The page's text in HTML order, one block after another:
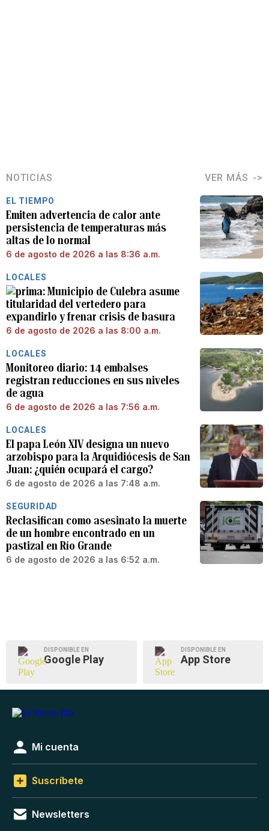
NOTICIAS VER MÁS
EL TIEMPO
Emiten advertencia de calor ante
persistencia de temperaturas más
altas de lo normal
6 de agosto de 2026 a las 8:36 a.m.
LOCALES
Municipio de Culebra asume
titularidad del vertedero para
expandirlo y frenar crisis de basura
6 de agosto de 2026 a las 8:00 a.m.
LOCALES
Monitoreo diario: 14 embalses
registran reducciones en sus niveles
de agua
6 de agosto de 2026 a las 7:56 a.m.
LOCALES
El papa León XIV designa un nuevo
arzobispo para la Arquidiócesis de San
Juan: ¿quién ocupará el cargo?
6 de agosto de 2026 a las 7:48 a.m.
SEGURIDAD
Reclasifican como asesinato la muerte
de un hombre encontrado en un
pastizal en Río Grande
6 de agosto de 2026 a las 6:52 a.m.
DISPONIBLE EN
Google Play
DISPONIBLE EN
App Store
Mi cuenta
Suscríbete
Newsletters